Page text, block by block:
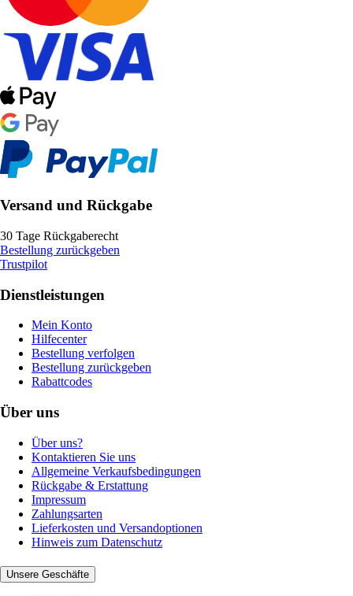
Versand und Rückgabe
30 Tage Rückgaberecht
Bestellung zurückgeben
Trustpilot
Dienstleistungen
Mein Konto
Hilfecenter
Bestellung verfolgen
Bestellung zurückgeben
Rabattcodes
Über uns
Über uns?
Kontaktieren Sie uns
Allgemeine Verkaufsbedingungen
Rückgabe & Erstattung
Impressum
Zahlungsarten
Lieferkosten und Versandoptionen
Hinweis zum Datenschutz
Unsere Geschäfte